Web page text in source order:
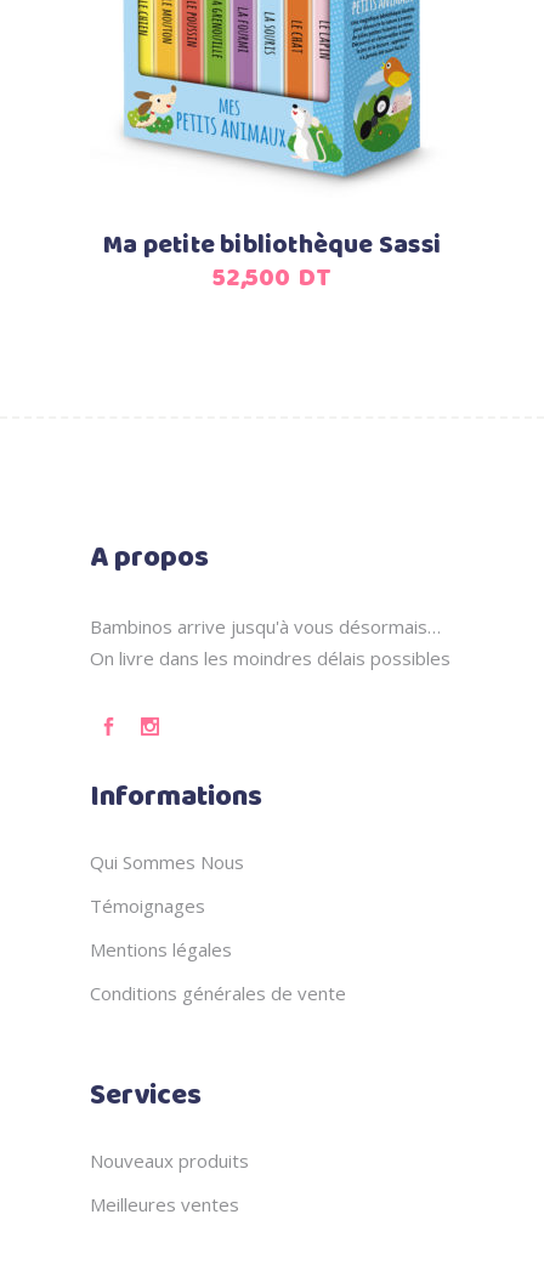
Ajouter au panier
Ma petite bibliothèque Sassi
52,500 DT
A propos
Bambinos arrive jusqu'à vous désormais…
On livre dans les moindres délais possibles
Informations
Qui Sommes Nous
Témoignages
Mentions légales
Conditions générales de vente
Services
Nouveaux produits
Meilleures ventes